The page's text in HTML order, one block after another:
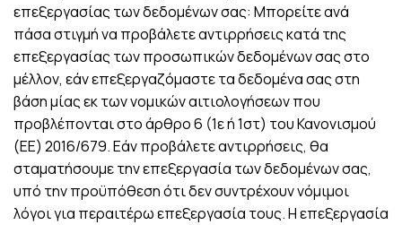
επεξεργασίας των δεδομένων σας: Μπορείτε ανά
πάσα στιγμή να προβάλετε αντιρρήσεις κατά της
επεξεργασίας των προσωπικών δεδομένων σας στο
μέλλον, εάν επεξεργαζόμαστε τα δεδομένα σας στη
βάση μίας εκ των νομικών αιτιολογήσεων που
προβλέπονται στο άρθρο 6 (1ε ή 1στ) του Κανονισμού
(ΕΕ) 2016/679. Εάν προβάλετε αντιρρήσεις, θα
σταματήσουμε την επεξεργασία των δεδομένων σας,
υπό την προϋπόθεση ότι δεν συντρέχουν νόμιμοι
λόγοι για περαιτέρω επεξεργασία τους. Η επεξεργασία